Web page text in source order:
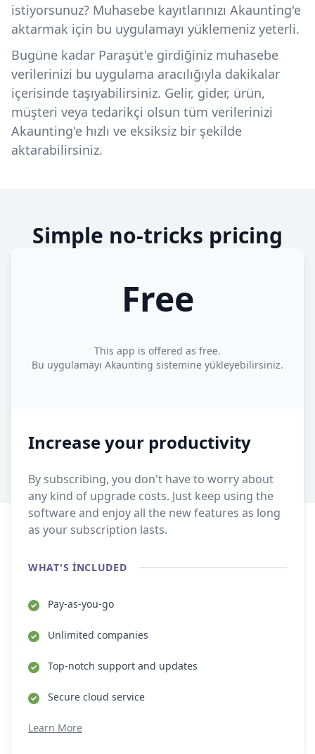
istiyorsunuz? Muhasebe kayıtlarınızı Akaunting'e
aktarmak için bu uygulamayı yüklemeniz yeterli.
Bugüne kadar Paraşüt'e girdiğiniz muhasebe
verilerinizi bu uygulama aracılığıyla dakikalar
içerisinde taşıyabilirsiniz. Gelir, gider, ürün,
müşteri veya tedarikçi olsun tüm verilerinizi
Akaunting'e hızlı ve eksiksiz bir şekilde
aktarabilirsiniz.
Simple no-tricks pricing
Increase your productivity
By subscribing, you don't have to worry about
any kind of upgrade costs. Just keep using the
software and enjoy all the new features as long
as your subscription lasts.
WHAT'S INCLUDED
Pay-as-you-go
Unlimited companies
Top-notch support and updates
Secure cloud service
Learn More
Free
This app is offered as free.
Bu uygulamayı Akaunting sistemine yükleyebilirsiniz.